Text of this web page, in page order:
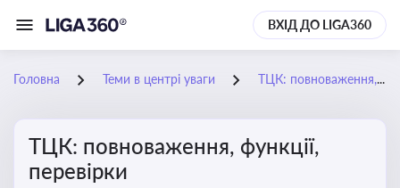
ВХІД ДО LIGA360
Головна Теми в центрі уваги ТЦК: повноваження, функції, перевірки
ТЦК: повноваження, функції,
перевірки